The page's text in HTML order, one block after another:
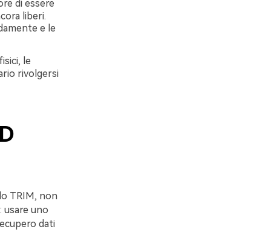
di essere
liberi.
e le
le
rivolgersi
TRIM, non
usare uno
dati